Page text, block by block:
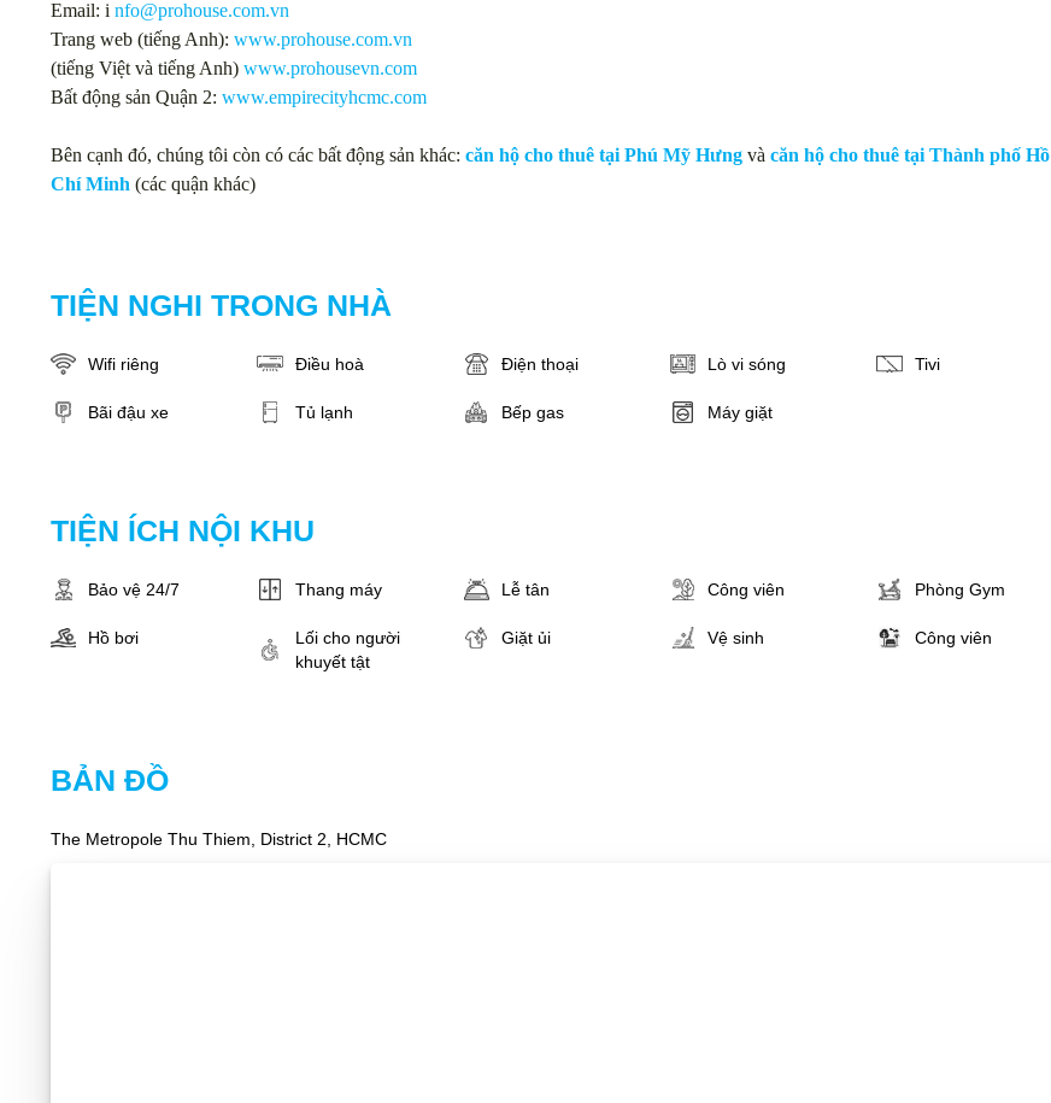
Email: i nfo@prohouse.com.vn
Trang web (tiếng Anh): www.prohouse.com.vn
(tiếng Việt và tiếng Anh) www.prohousevn.com
Bất động sản Quận 2: www.empirecityhcmc.com
Bên cạnh đó, chúng tôi còn có các bất động sản khác: căn hộ cho thuê tại Phú Mỹ Hưng và căn hộ cho thuê tại Thành phố Hồ
Chí Minh (các quận khác)
TIỆN NGHI TRONG NHÀ
Wifi riêng Điều hoà Điện thoại Lò vi sóng Tivi
Bãi đậu xe Tủ lạnh Bếp gas Máy giặt
TIỆN ÍCH NỘI KHU
Bảo vệ 24/7 Thang máy Lễ tân Công viên Phòng Gym
Hồ bơi
Lối cho người
khuyết tật
Giặt ủi Vệ sinh Công viên
BẢN ĐỒ
The Metropole Thu Thiem, District 2, HCMC